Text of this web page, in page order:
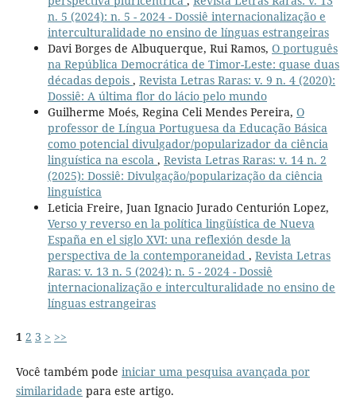
n. 5 (2024): n. 5 - 2024 - Dossiê internacionalização e
interculturalidade no ensino de línguas estrangeiras
Davi Borges de Albuquerque, Rui Ramos, O português
na República Democrática de Timor-Leste: quase duas
décadas depois , Revista Letras Raras: v. 9 n. 4 (2020):
Dossiê: A última flor do lácio pelo mundo
Guilherme Moés, Regina Celi Mendes Pereira, O
professor de Língua Portuguesa da Educação Básica
como potencial divulgador/popularizador da ciência
linguística na escola , Revista Letras Raras: v. 14 n. 2
(2025): Dossiê: Divulgação/popularização da ciência
linguística
Leticia Freire, Juan Ignacio Jurado Centurión Lopez,
Verso y reverso en la política lingüística de Nueva
España en el siglo XVI: una reflexión desde la
perspectiva de la contemporaneidad , Revista Letras
Raras: v. 13 n. 5 (2024): n. 5 - 2024 - Dossiê
internacionalização e interculturalidade no ensino de
línguas estrangeiras
1 2 3 > >>
Você também pode iniciar uma pesquisa avançada por
similaridade para este artigo.